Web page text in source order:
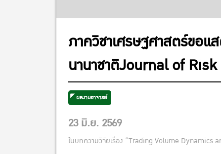
ภาควิชาเศรษฐศาสตร์ขอ
นานาชาติJournal of
ผลงานอาจารย์
23 มิ.ย. 2569
ในบทความวิจัยเรื่อง “Trading Volume Dynamics